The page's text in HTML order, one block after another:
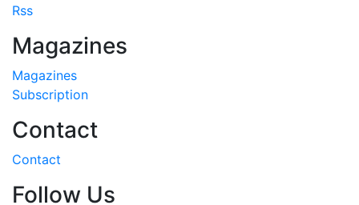
Rss
Magazines
Magazines
Subscription
Contact
Contact
Follow Us